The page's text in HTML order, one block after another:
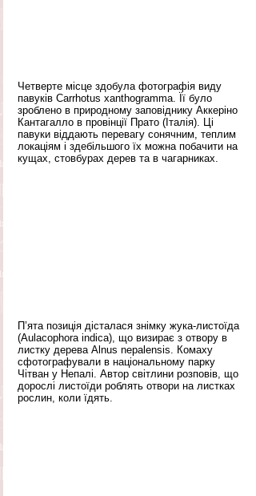
Четверте місце здобула фотографія виду
павуків Carrhotus xanthogramma. Її було
зроблено в природному заповіднику Аккеріно
Кантагалло в провінції Прато (Італія). Ці
павуки віддають перевагу сонячним, теплим
локаціям і здебільшого їх можна побачити на
кущах, стовбурах дерев та в чагарниках.
П’ята позиція дісталася знімку жука-листоїда
(Aulacophora indica), що визирає з отвору в
листку дерева Alnus nepalensis. Комаху
сфотографували в національному парку
Чітван у Непалі. Автор світлини розповів, що
дорослі листоїди роблять отвори на листках
рослин, коли їдять.